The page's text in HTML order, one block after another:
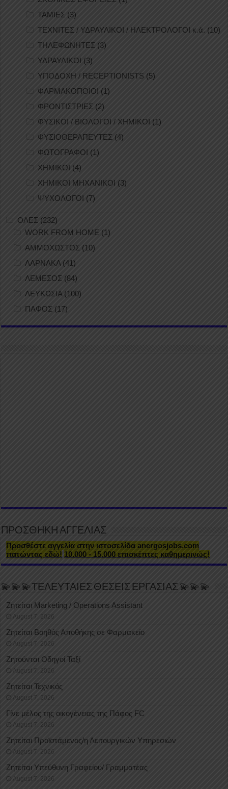
ΤΑΜΙΕΣ (3)
ΤΕΧΝΙΤΕΣ / ΥΔΡΑΥΛΙΚΟΙ / ΗΛΕΚΤΡΟΛΟΓΟΙ κ.ά. (10)
ΤΗΛΕΦΩΝΗΤΕΣ (3)
ΥΔΡΑΥΛΙΚΟΙ (3)
ΥΠΟΔΟΧΗ / RECEPTIONISTS (5)
ΦΑΡΜΑΚΟΠΟΙΟΙ (1)
ΦΡΟΝΤΙΣΤΡΙΕΣ (2)
ΦΥΣΙΚΟΙ / ΒΙΟΛΟΓΟΙ / ΧΗΜΙΚΟΙ (1)
ΦΥΣΙΟΘΕΡΑΠΕΥΤΕΣ (4)
ΦΩΤΟΓΡΑΦΟΙ (1)
ΧΗΜΙΚΟΙ (4)
ΧΗΜΙΚΟΙ ΜΗΧΑΝΙΚΟΙ (3)
ΨΥΧΟΛΟΓΟΙ (7)
ΟΛΕΣ (232)
WORK FROM HOME (1)
ΑΜΜΟΧΩΣΤΟΣ (10)
ΛΑΡΝΑΚΑ(41)
ΛΕΜΕΣΟΣ (84)
ΛΕΥΚΩΣΙΑ (100)
ΠΑΦΟΣ (17)
ΠΡΟΣΘΗΚΗ ΑΓΓΕΛΙΑΣ
Προσθέστε αγγελία στην ιστοσελίδα anergosjobs.com
πατώντας εδώ! 10.000 - 15.000 επισκέπτες καθημερινώς!
💫💫💫ΤΕΛΕΥΤΑΙΕΣ ΘΕΣΕΙΣ ΕΡΓΑΣΙΑΣ 💫💫💫
Ζητείται Marketing / Operations Assistant
August 7, 2026
Ζητείται Βοηθός Αποθήκης σε Φαρμακείο
August 7, 2026
Ζητούνται Οδηγοί Ταξί
August 7, 2026
Ζητείται Τεχνικός
August 7, 2026
Γίνε μέλος της οικογένειας της Πάφος FC
August 7, 2026
Ζητείται Προϊστάμενος/η Λειτουργικών Υπηρεσιών
August 7, 2026
Ζητείται Υπεύθυνη Γραφείου/ Γραμματέας
August 7, 2026